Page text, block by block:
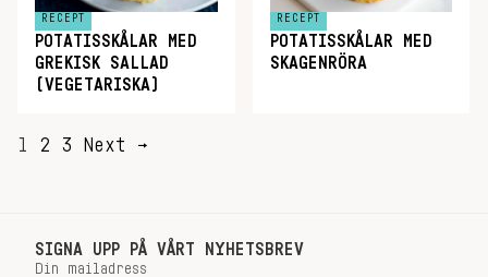
RECEPT
POTATISSKÅLAR MED
GREKISK SALLAD
(VEGETARISKA)
RECEPT
POTATISSKÅLAR MED
SKAGENRÖRA
SIDNUMRERING
1 2 3 Next →
SIGNA UPP PÅ VÅRT NYHETSBREV